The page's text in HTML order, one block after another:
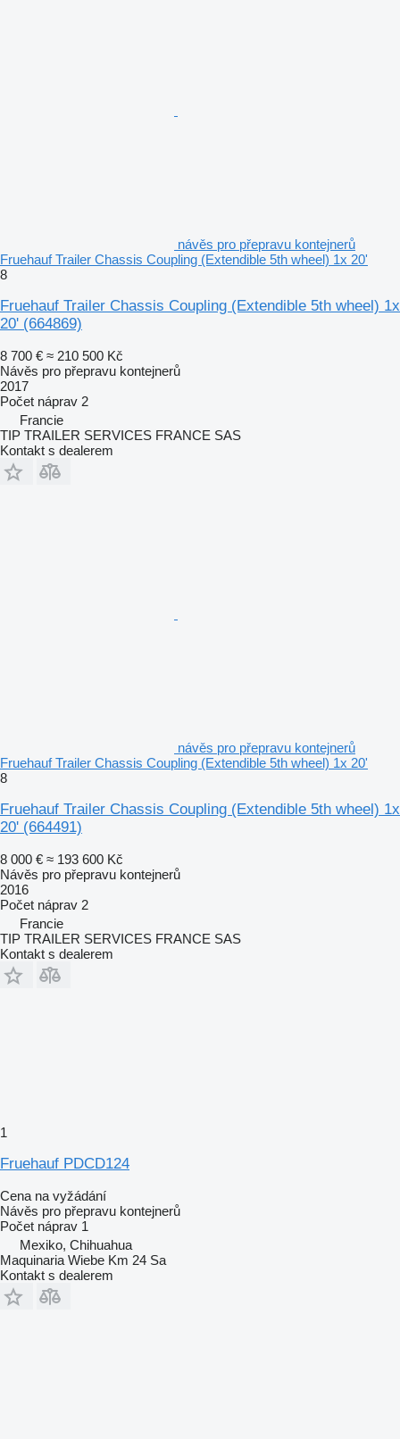
návěs pro přepravu kontejnerů
Fruehauf Trailer Chassis Coupling (Extendible 5th wheel) 1x 20'
8
Fruehauf Trailer Chassis Coupling (Extendible 5th wheel) 1x
20' (664869)
8 700 € ≈ 210 500 Kč
Návěs pro přepravu kontejnerů
2017
Počet náprav 2
Francie
TIP TRAILER SERVICES FRANCE SAS
Kontakt s dealerem
návěs pro přepravu kontejnerů
Fruehauf Trailer Chassis Coupling (Extendible 5th wheel) 1x 20'
8
Fruehauf Trailer Chassis Coupling (Extendible 5th wheel) 1x
20' (664491)
8 000 € ≈ 193 600 Kč
Návěs pro přepravu kontejnerů
2016
Počet náprav 2
Francie
TIP TRAILER SERVICES FRANCE SAS
Kontakt s dealerem
1
Fruehauf PDCD124
Cena na vyžádání
Návěs pro přepravu kontejnerů
Počet náprav 1
Mexiko, Chihuahua
Maquinaria Wiebe Km 24 Sa
Kontakt s dealerem